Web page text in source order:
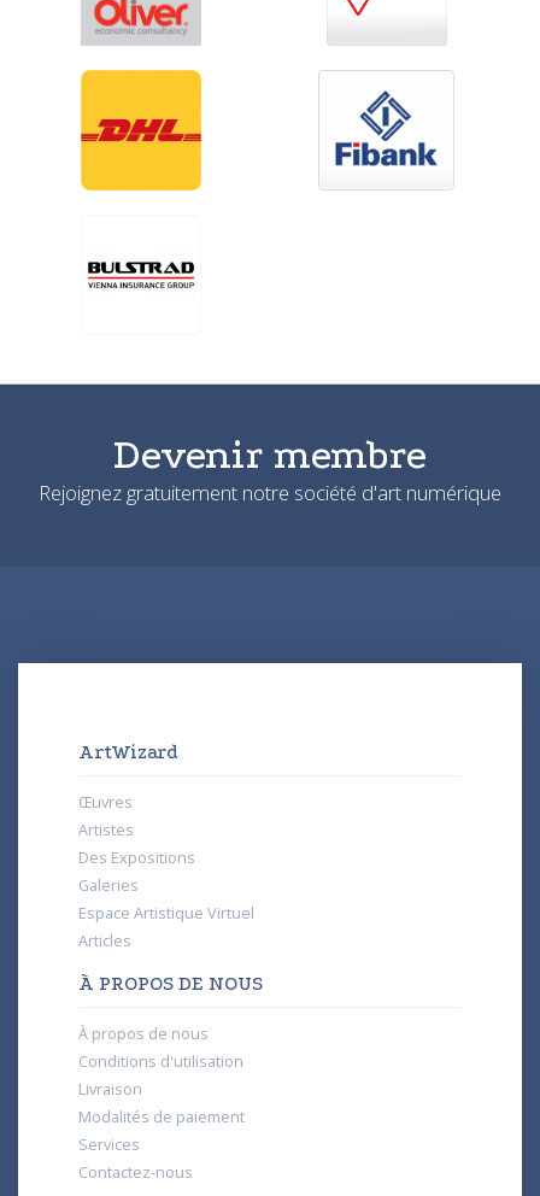
Devenir membre
Rejoignez gratuitement notre société d'art numérique
ArtWizard
Œuvres
Artistes
Des Expositions
Galeries
Espace Artistique Virtuel
Articles
À PROPOS DE NOUS
À propos de nous
Conditions d'utilisation
Livraison
Modalités de paiement
Services
Contactez-nous